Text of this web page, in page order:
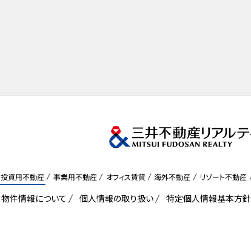
投資用不動産 事業用不動産 オフィス賃貸 海外不動産 リゾート不動産
物件情報について 個人情報の取り扱い 特定個人情報基本方針